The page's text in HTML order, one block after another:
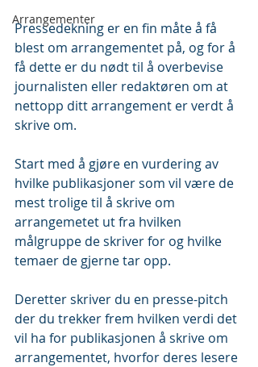
Arrangementer
Pressedekning er en fin måte å få
blest om arrangementet på, og for å
få dette er du nødt til å overbevise
journalisten eller redaktøren om at
nettopp ditt arrangement er verdt å
skrive om.
Start med å gjøre en vurdering av
hvilke publikasjoner som vil være de
mest trolige til å skrive om
arrangemetet ut fra hvilken
målgruppe de skriver for og hvilke
temaer de gjerne tar opp.
Deretter skriver du en presse-pitch
der du trekker frem hvilken verdi det
vil ha for publikasjonen å skrive om
arrangementet, hvorfor deres lesere